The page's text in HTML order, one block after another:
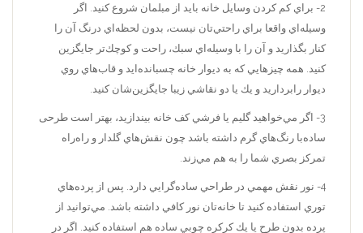
2- براي كم كردن وسايل خانه بايد از مبلمان شروع كنيد. اگر
وسيله‌اي واقعا براي راحتي‌تان نيست، بدون لحظه‌اي درنگ آن را
كنار بگذاريد و آن را با وسيله‌اي سبك، راحت و كوچك‌تر جايگزين
كنيد. همه چيزهايي كه به ديوار خانه چسبانده‌ايد و قاب‌هاي روي
ديوار را‌برداريد و يك يا دو نقاشي زيبا جایگزين‌شان كنيد.
3- اگر مي‌خواهيد گليم يا فرشي كف خانه بيندازيد، بهتر است طرحی
ساده‌با رنگ‌هاي گرم داشته باشد چون نقش‌هاي گلدار و راه‌راه
تمركز بصري شما را به هم مي‌زند.
4- نور نقش مهمي در طراحي ساده‌گرايي دارد. پس از پرده‌هاي
توري استفاده كنيد تا خانه‌تان نور كافي داشته باشد. مي‌توانيد از
پرده بدون طرح يا يك كركره چوبي ساده هم استفاده كنيد. اگر در